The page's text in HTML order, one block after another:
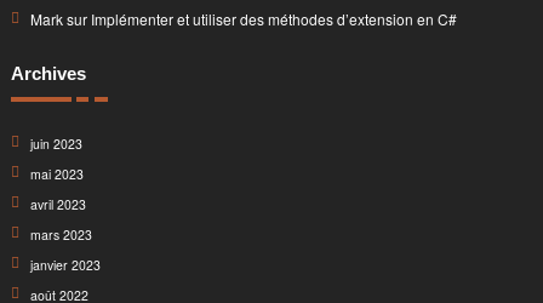
Marksur Implémenter et utiliser des méthodes d’extension en C#
Archives
juin 2023
mai 2023
avril 2023
mars 2023
janvier 2023
août 2022